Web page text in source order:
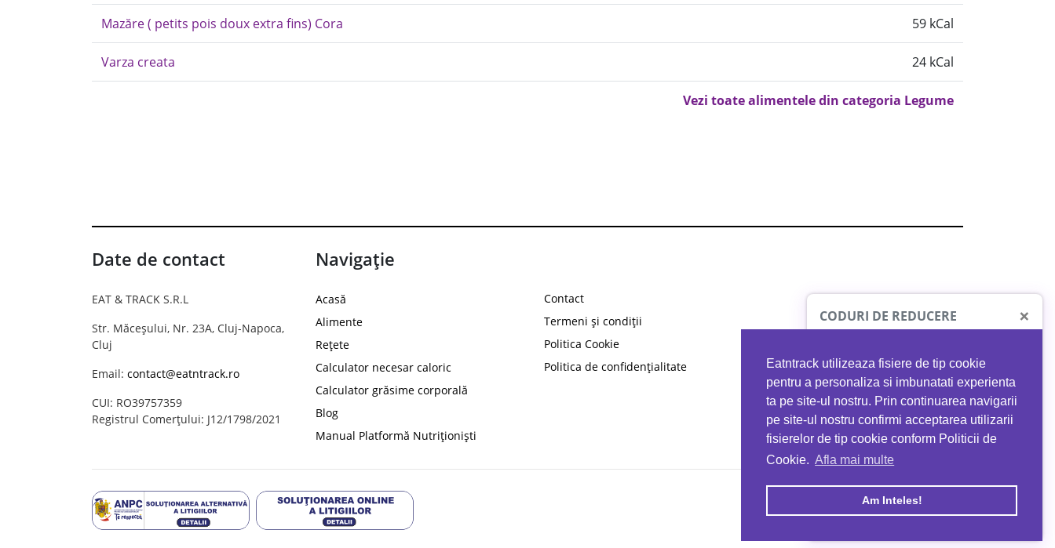
Eatntrack utilizeaza fisiere de tip cookie
pentru a personaliza si imbunatati experienta
ta pe site-ul nostru. Prin continuarea navigarii
pe site-ul nostru confirmi acceptarea utilizarii
fisierelor de tip cookie conform Politicii de
Cookie. Afla mai multe
Am Inteles!
Mazăre ( petits pois doux extra fins) Cora 59 kCal
Varza creata 24 kCal
Vezi toate alimentele din categoria Legume
Date de contact
EAT & TRACK S.R.L
Str. Măceșului, Nr. 23A, Cluj-Napoca,
Cluj
Email: contact@eatntrack.ro
CUI: RO39757359
Registrul Comerțului: J12/1798/2021
Navigație
Acasă
Alimente
Rețete
Calculator necesar caloric
Calculator grăsime corporală
Blog
Manual Platformă Nutriționiști
Contact
Termeni și condiții
Politica Cookie
Politica de confidențialitate
CODURI DE REDUCERE ×
PROTO41
reducere la orice comandă
EATNTRACK
MYPROTEIN
Ai40%reducere la orice comandă
folosind codul EATTRACK